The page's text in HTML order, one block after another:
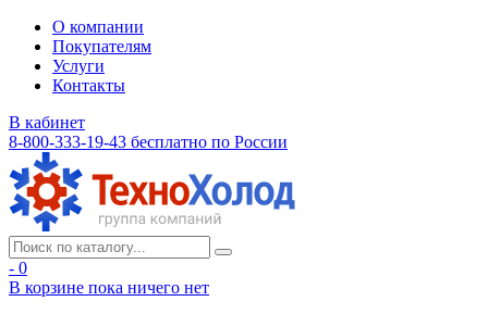
О компании
Покупателям
Услуги
Контакты
В кабинет
8-800-333-19-43 бесплатно по России
- 0
В корзине пока ничего нет